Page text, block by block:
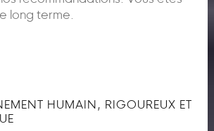
long terme.
HUMAIN, RIGOUREUX ET